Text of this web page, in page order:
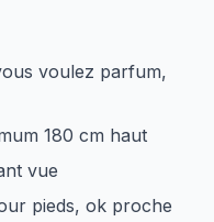
voulez parfum,
180 cm haut
vue
pieds, ok proche